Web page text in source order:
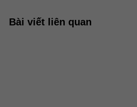
Bài viết liên quan